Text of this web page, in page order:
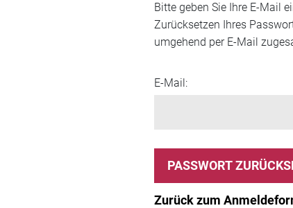
People Pleasing schadet der PsycheBitte geben Sie Ihre E-Mail
Zurücksetzen Ihres
umgehend per E-Mail
E-Mail:
Zurück zum